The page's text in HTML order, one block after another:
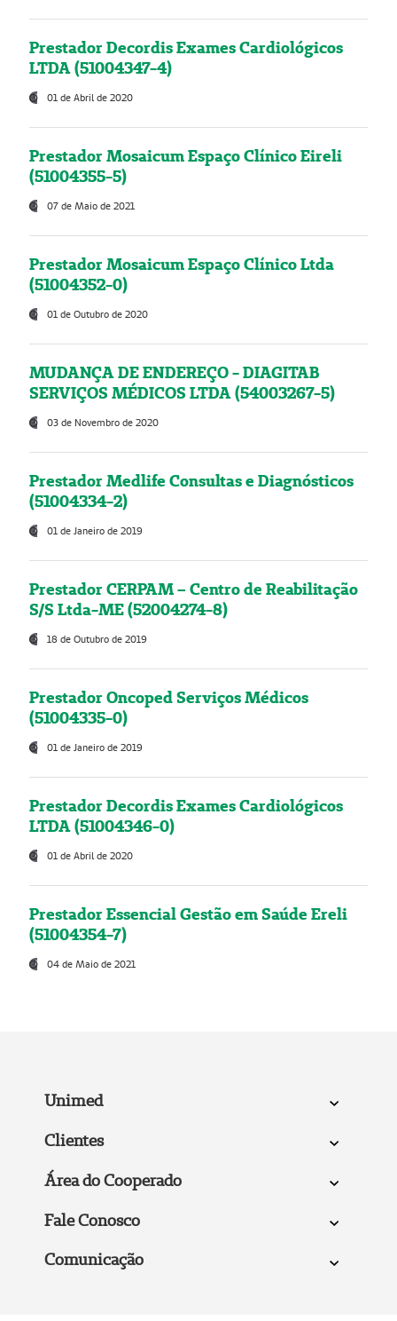
Prestador Decordis Exames Cardiológicos
LTDA (51004347-4)
01 de Abril de 2020
Prestador Mosaicum Espaço Clínico Eireli
(51004355-5)
07 de Maio de 2021
Prestador Mosaicum Espaço Clínico Ltda
(51004352-0)
01 de Outubro de 2020
MUDANÇA DE ENDEREÇO - DIAGITAB
SERVIÇOS MÉDICOS LTDA (54003267-5)
03 de Novembro de 2020
Prestador Medlife Consultas e Diagnósticos
(51004334-2)
01 de Janeiro de 2019
Prestador CERPAM – Centro de Reabilitação
S/S Ltda-ME (52004274-8)
18 de Outubro de 2019
Prestador Oncoped Serviços Médicos
(51004335-0)
01 de Janeiro de 2019
Prestador Decordis Exames Cardiológicos
LTDA (51004346-0)
01 de Abril de 2020
Prestador Essencial Gestão em Saúde Ereli
(51004354-7)
04 de Maio de 2021
Unimed
Clientes
Área do Cooperado
Fale Conosco
Comunicação